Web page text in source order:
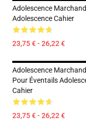
Adolescence
Adolescence Cahier
23,75 € - 26,22 €
Adolescence
Pour Éventails
Cahier
23,75 € - 26,22 €